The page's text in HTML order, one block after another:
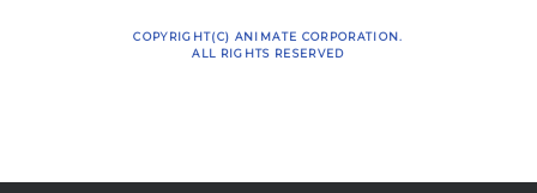
COPYRIGHT(C) ANIMATE CORPORATION.
ALL RIGHTS RESERVED